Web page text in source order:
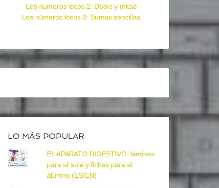
Los números locos 2: Doble y mitad
Los números locos 3: Sumas sencillas
LO MÁS POPULAR
EL APARATO DIGESTIVO: láminas
para el aula y fichas para el
alumno (ES/EN)